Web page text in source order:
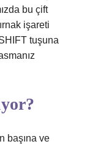
bu çift
işareti
tuşuna
başına ve